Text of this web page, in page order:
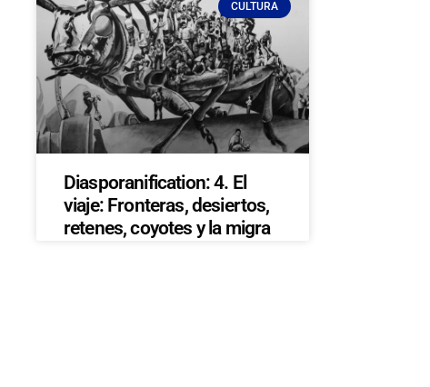
CULTURA
Diasporanification: 4. El
viaje: Fronteras, desiertos,
retenes, coyotes y la migra